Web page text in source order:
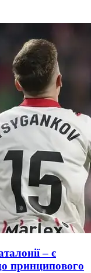
– є
принципового